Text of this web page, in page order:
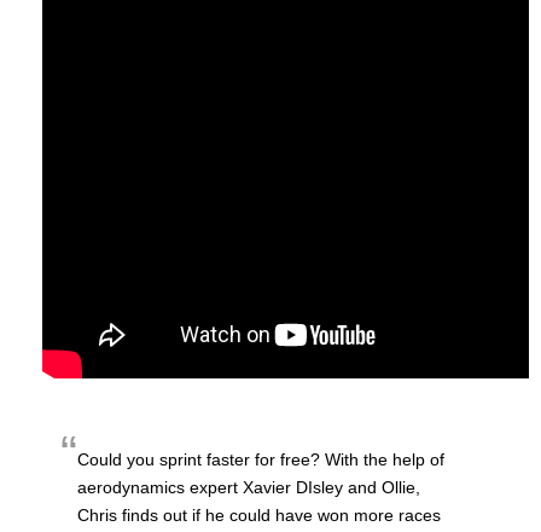
Could you sprint faster for free? With the help of
aerodynamics expert Xavier DIsley and Ollie,
Chris finds out if he could have won more races